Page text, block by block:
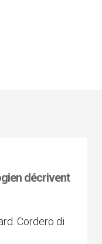
décrivent
Cordero di